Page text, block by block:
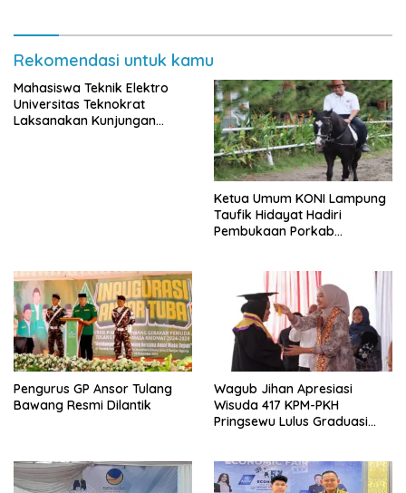
Rekomendasi untuk kamu
Mahasiswa Teknik Elektro
Universitas Teknokrat
Laksanakan Kunjungan
Ketua Umum KONI Lampung
Taufik Hidayat Hadiri
Pembukaan Porkab
Pengurus GP Ansor Tulang
Bawang Resmi Dilantik
Wagub Jihan Apresiasi
Wisuda 417 KPM-PKH
Pringsewu Lulus Graduasi